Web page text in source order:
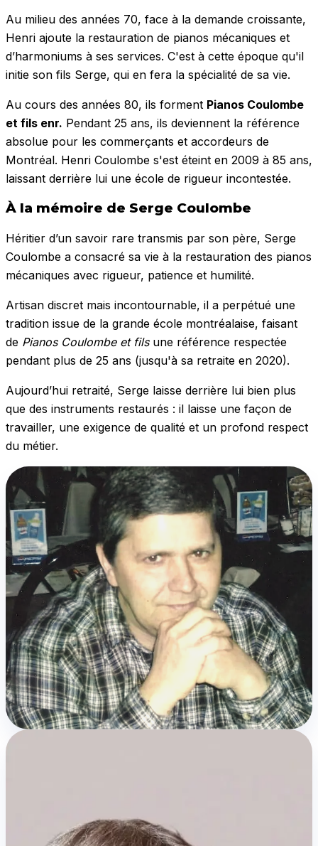
Au milieu des années 70, face à la demande croissante,
Henri ajoute la restauration de pianos mécaniques et
d’harmoniums à ses services. C'est à cette époque qu'il
initie son fils Serge, qui en fera la spécialité de sa vie.
Au cours des années 80, ils forment Pianos Coulombe
et fils enr. Pendant 25 ans, ils deviennent la référence
absolue pour les commerçants et accordeurs de
Montréal. Henri Coulombe s'est éteint en 2009 à 85 ans,
laissant derrière lui une école de rigueur incontestée.
À la mémoire de Serge Coulombe
Héritier d’un savoir rare transmis par son père, Serge
Coulombe a consacré sa vie à la restauration des pianos
mécaniques avec rigueur, patience et humilité.
Artisan discret mais incontournable, il a perpétué une
tradition issue de la grande école montréalaise, faisant
de Pianos Coulombe et filsune référence respectée
pendant plus de 25 ans (jusqu'à sa retraite en 2020).
Aujourd’hui retraité, Serge laisse derrière lui bien plus
que des instruments restaurés : il laisse une façon de
travailler, une exigence de qualité et un profond respect
du métier.